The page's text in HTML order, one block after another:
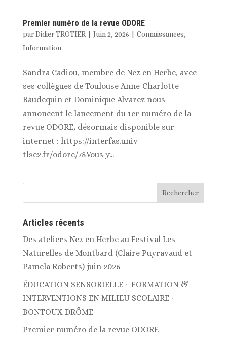
Premier numéro de la revue ODORE
parDidier TROTIER Juin 2, 2026 Connaissances,
Information
Sandra Cadiou, membre de Nez en Herbe, avec
ses collègues de Toulouse Anne-Charlotte
Baudequin et Dominique Alvarez nous
annoncent le lancement du 1er numéro de la
revue ODORE, désormais disponible sur
internet : https://interfas.univ-
tlse2.fr/odore/78Vous y...
Articles récents
Des ateliers Nez en Herbe au Festival Les
Naturelles de Montbard (Claire Puyravaud et
Pamela Roberts) juin 2026
ÉDUCATION SENSORIELLE · FORMATION &
INTERVENTIONS EN MILIEU SCOLAIRE ·
BONTOUX-DRÔME
Premier numéro de la revue ODORE